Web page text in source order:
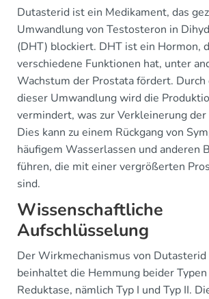
Dutasterid ist ein Medikament, das
Umwandlung von Testosteron in
(DHT) blockiert. DHT ist ein Hormon,
verschiedene Funktionen hat, unter
Wachstum der Prostata fördert.
dieser Umwandlung wird die
vermindert, was zur Verkleinerung
Dies kann zu einem Rückgang von
häufigem Wasserlassen und anderen
führen, die mit einer vergrößerten
sind.
Wissenschaftliche
Aufschlüsselung
Der Wirkmechanismus von
beinhaltet die Hemmung beider
Reduktase, nämlich Typ I und Typ II.